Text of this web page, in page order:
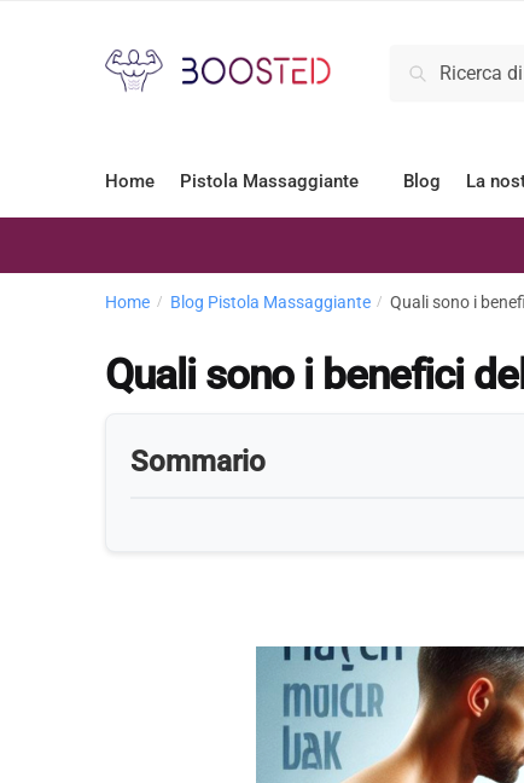
Cerca
Home Pistola Massaggiante Blog La
Home / Blog Pistola Massaggiante / Quali sono i
Quali sono i benefici
Sommario